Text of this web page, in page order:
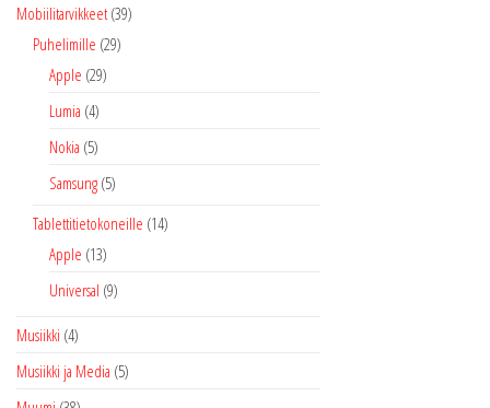
Mobiilitarvikkeet (39)
Puhelimille (29)
Apple (29)
Lumia (4)
Nokia (5)
Samsung (5)
Tablettitietokoneille (14)
Apple (13)
Universal (9)
Musiikki (4)
Musiikki ja Media (5)